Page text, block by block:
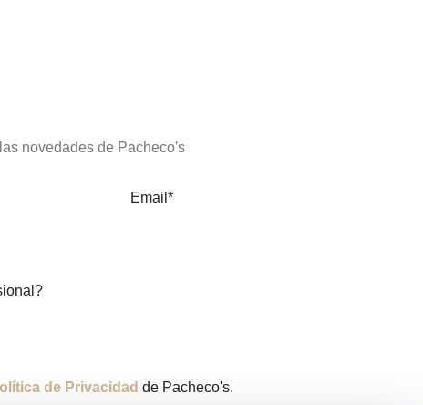
novedades de Pacheco's
Email*
de Privacidad de Pacheco's.